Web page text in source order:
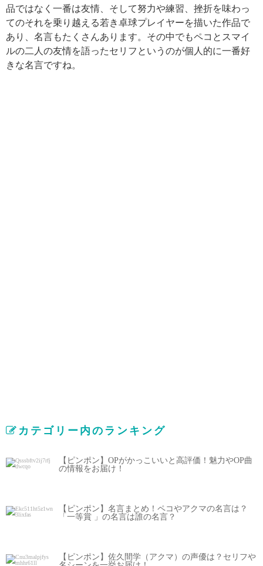
品ではなく一番は友情、そして努力や練習、挫折を味わっ
てのそれを乗り越える若き卓球プレイヤーを描いた作品で
あり、名言もたくさんあります。その中でもペコとスマイ
ルの二人の友情を語ったセリフというのが個人的に一番好
きな名言ですね。
カテゴリー内のランキング
【ピンポン】OPがかっこいいと高評価！魅力やOP曲
の情報をお届け！
【ピンポン】名言まとめ！ペコやアクマの名言は？
「一等賞 」の名言は誰の名言？
【ピンポン】佐久間学（アクマ）の声優は？セリフや